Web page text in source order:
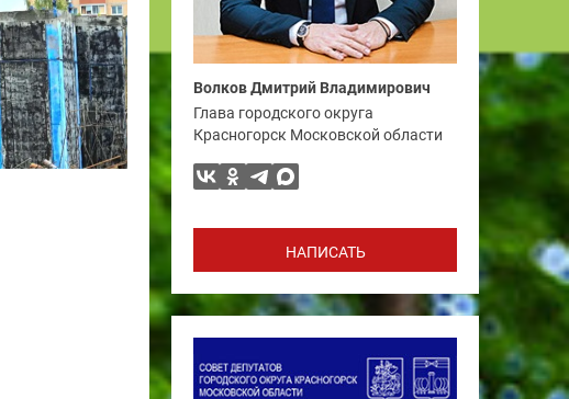
Волков Дмитрий Владимирович
Глава городского округа
Красногорск Московской области
НАПИСАТЬ